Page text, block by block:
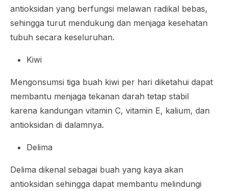
antioksidan yang berfungsi melawan radikal bebas,
sehingga turut mendukung dan menjaga kesehatan
tubuh secara keseluruhan.
Kiwi
Mengonsumsi tiga buah kiwi per hari diketahui dapat
membantu menjaga tekanan darah tetap stabil
karena kandungan vitamin C, vitamin E, kalium, dan
antioksidan di dalamnya.
Delima
Delima dikenal sebagai buah yang kaya akan
antioksidan sehingga dapat membantu melindungi